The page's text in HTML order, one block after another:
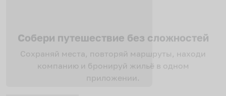
Собери путешествие без сложностей
Сохраняй места, повторяй маршруты, находи
компанию и бронируй жильё в одном
приложении.